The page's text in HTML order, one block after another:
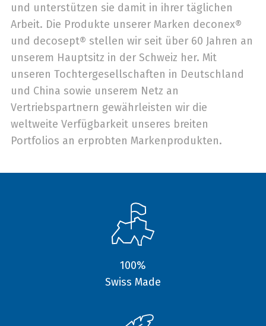
und unterstützen sie damit in ihrer täglichen
Arbeit. Die Produkte unserer Marken deconex®
und decosept® stellen wir seit über 60 Jahren an
unserem Hauptsitz in der Schweiz her. Mit
unseren Tochtergesellschaften in Deutschland
und China sowie unserem Netz an
Vertriebspartnern gewährleisten wir die
weltweite Verfügbarkeit unseres breiten
Portfolios an erprobten Markenprodukten.
100%
Swiss Made